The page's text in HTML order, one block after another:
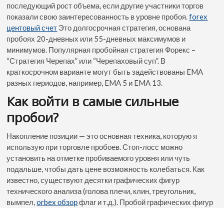
последующий рост объема, если другие участники торгов
показали свою заинтересованность в уровне пробоя.forex
центовый счет Это долгосрочная стратегия, основана
пробоях 20-дневных или 55-дневных максимумов и
минимумов. Популярная пробойная стратегия Форекс –
“Стратегия Черепах” или “Черепаховый суп”. В
краткосрочном варианте могут быть задействованы EMA
разных периодов, например, EMA 5 и EMA 13.
Как войти в самые сильные
пробои?
Накопление позиции — это основная техника, которую я
использую при торговле пробоев. Стоп-лосс можно
установить на отметке пробиваемого уровня или чуть
подальше, чтобы дать цене возможность колебаться. Как
известно, существуют десятки графических фигур
технического анализа (голова плечи, клин, треугольник,
вымпел,orbex обзорфлаг и т.д.). Пробой графических фигур